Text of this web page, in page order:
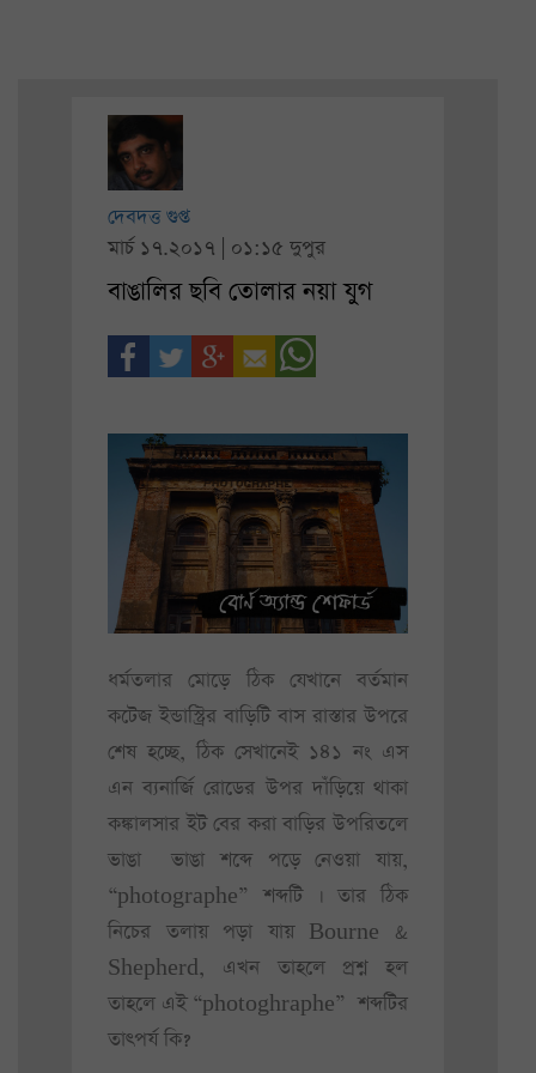
দেবদত্ত গুপ্ত
মার্চ ১৭.২০১৭ | ০১:১৫ দুপুর
বাঙালির ছবি তোলার নয়া যুগ
ধর্মতলার মোড়ে ঠিক যেখানে বর্তমান
কটেজ ইন্ডাস্ট্রির বাড়িটি বাস রাস্তার উপরে
শেষ হচ্ছে, ঠিক সেখানেই ১৪১ নং এস
এন ব্যনার্জি রোডের উপর দাঁড়িয়ে থাকা
কঙ্কালসার ইট বের করা বাড়ির উপরিতলে
ভাঙা ভাঙা শব্দে পড়ে নেওয়া যায়,
“photographe” শব্দটি । তার ঠিক
নিচের তলায় পড়া যায় Bourne &
Shepherd, এখন তাহলে প্রশ্ন হল
তাহলে এই “photoghraphe” শব্দটির
তাৎপর্য কি?